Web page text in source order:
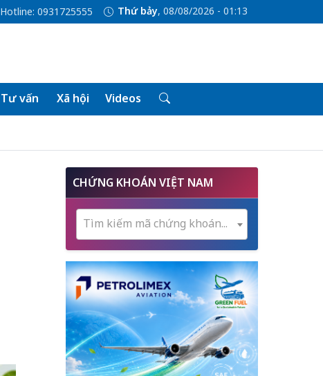
Hotline: 0931725555 Thứ bảy, 08/08/2026 - 01:13
Tư vấn Xã hội Videos
CHỨNG KHOÁN VIỆT NAM
Tìm kiếm mã chứng khoán...